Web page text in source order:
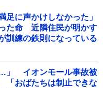
足に声かけしなかった」
た命 近隣住民が明かす
訓練の鉄則になっている
…」 イオンモール事故被
おばたちは制止できな